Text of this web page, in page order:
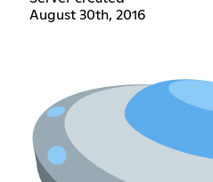
August 30th, 2016